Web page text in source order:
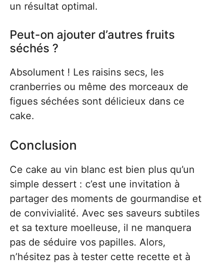
un résultat optimal.
Peut-on ajouter d’autres fruits
séchés ?
Absolument ! Les raisins secs, les
cranberries ou même des morceaux de
figues séchées sont délicieux dans ce
cake.
Conclusion
Ce cake au vin blanc est bien plus qu’un
simple dessert : c’est une invitation à
partager des moments de gourmandise et
de convivialité. Avec ses saveurs subtiles
et sa texture moelleuse, il ne manquera
pas de séduire vos papilles. Alors,
n’hésitez pas à tester cette recette et à